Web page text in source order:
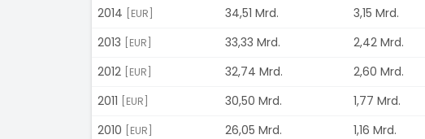
2014
[EUR] 34,51 Mrd. 3,15 Mrd.
2013
[EUR] 33,33 Mrd. 2,42 Mrd.
2012
[EUR] 32,74 Mrd. 2,60 Mrd.
2011
[EUR] 30,50 Mrd. 1,77 Mrd.
2010
[EUR] 26,05 Mrd. 1,16 Mrd.